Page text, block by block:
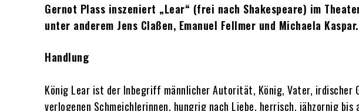
Gernot Plass inszeniert „Lear“ (frei nach Shakespeare) im
unter anderem Jens Claßen, Emanuel Fellmer und Michaela Kaspar.
Handlung
König Lear ist der Inbegriff männlicher Autorität, König, Vater,
verlogenen Schmeichlerinnen, hungrig nach Liebe, herrisch, jähzornig bis